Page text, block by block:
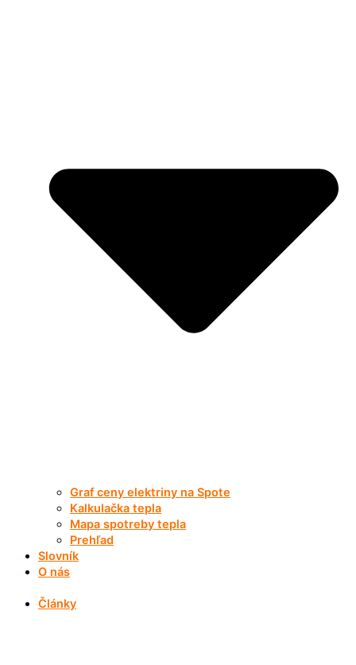
Graf ceny elektriny na Spote
Kalkulačka tepla
Mapa spotreby tepla
Prehľad
Slovník
O nás
Články